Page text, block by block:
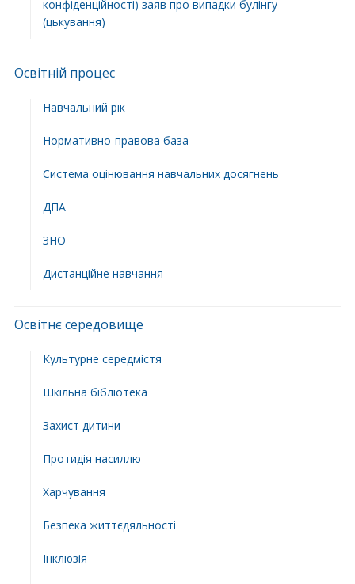
конфіденційності) заяв про випадки булінгу
(цькування)
Освітній процес
Навчальний рік
Нормативно-правова база
Система оцінювання навчальних досягнень
ДПА
ЗНО
Дистанційне навчання
Освітнє середовище
Культурне середмістя
Шкільна бібліотека
Захист дитини
Протидія насиллю
Харчування
Безпека життєдяльності
Інклюзія